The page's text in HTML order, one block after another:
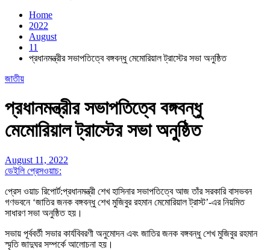
Home
2022
August
11
প্রধানমন্ত্রীর সভাপতিত্বে বঙ্গবন্ধু মেমোরিয়াল ট্রাস্টের সভা অনুষ্ঠিত
জাতীয়
প্রধানমন্ত্রীর সভাপতিত্বে বঙ্গবন্ধু
মেমোরিয়াল ট্রাস্টের সভা অনুষ্ঠিত
August 11, 2022
ডেইলি প্রেসওয়াচ:
প্রেস ওয়াচ রিপোর্ট:প্রধানমন্ত্রী শেখ হাসিনার সভাপতিত্বে আজ তাঁর সরকারি বাসভবন
গণভবনে ‘জাতির জনক বঙ্গবন্ধু শেখ মুজিবুর রহমান মেমোরিয়াল ট্রাস্ট’-এর নিয়মিত
সাধারণ সভা অনুষ্ঠিত হয়।
সভায় পূর্ববর্তী সভার কার্যবিবরণী অনুমোদন এবং জাতির জনক বঙ্গবন্ধু শেখ মুজিবুর রহমান
স্মৃতি জাদুঘর সম্পর্কে আলোচনা হয়।